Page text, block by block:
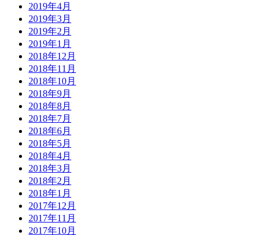
2019年4月
2019年3月
2019年2月
2019年1月
2018年12月
2018年11月
2018年10月
2018年9月
2018年8月
2018年7月
2018年6月
2018年5月
2018年4月
2018年3月
2018年2月
2018年1月
2017年12月
2017年11月
2017年10月